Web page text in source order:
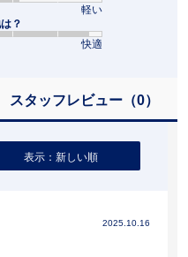
軽い
？
快適
スタッフレビュー（0）
表示：新しい順
2025.10.16